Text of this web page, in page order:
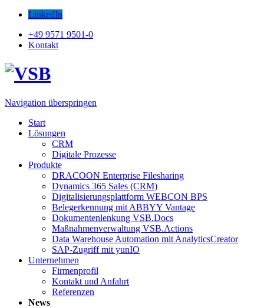
LinkedIn
+49 9571 9501-0
Kontakt
Navigation überspringen
Start
Lösungen
CRM
Digitale Prozesse
Produkte
DRACOON Enterprise Filesharing
Dynamics 365 Sales (CRM)
Digitalisierungsplattform WEBCON BPS
Belegerkennung mit ABBYY Vantage
Dokumentenlenkung VSB.Docs
Maßnahmenverwaltung VSB.Actions
Data Warehouse Automation mit AnalyticsCreator
SAP-Zugriff mit yunIO
Unternehmen
Firmenprofil
Kontakt und Anfahrt
Referenzen
News